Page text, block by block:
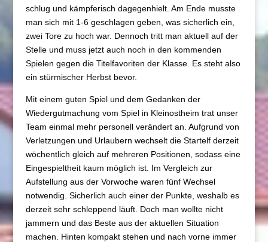
schlug und kämpferisch dagegenhielt. Am Ende musste
man sich mit 1-6 geschlagen geben, was sicherlich ein,
zwei Tore zu hoch war. Dennoch tritt man aktuell auf der
Stelle und muss jetzt auch noch in den kommenden
Spielen gegen die Titelfavoriten der Klasse. Es steht also
ein stürmischer Herbst bevor.
Mit einem guten Spiel und dem Gedanken der
Wiedergutmachung vom Spiel in Kleinostheim trat unser
Team einmal mehr personell verändert an. Aufgrund von
Verletzungen und Urlaubern wechselt die Startelf derzeit
wöchentlich gleich auf mehreren Positionen, sodass eine
Eingespieltheit kaum möglich ist. Im Vergleich zur
Aufstellung aus der Vorwoche waren fünf Wechsel
notwendig. Sicherlich auch einer der Punkte, weshalb es
derzeit sehr schleppend läuft. Doch man wollte nicht
jammern und das Beste aus der aktuellen Situation
machen. Hinten kompakt stehen und nach vorne immer